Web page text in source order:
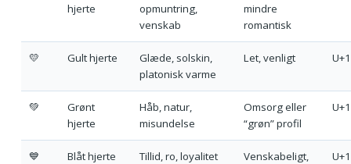
hjerte
opmuntring,
venskab
mindre
romantisk
💛 Gult hjerte
Glæde, solskin,
platonisk varme
Let, venligt
💚
Grønt
hjerte
Håb, natur,
misundelse
Omsorg eller
“grøn” profil
💙 Blåt hjerte Tillid, ro, loyalitet
Venskabeligt,